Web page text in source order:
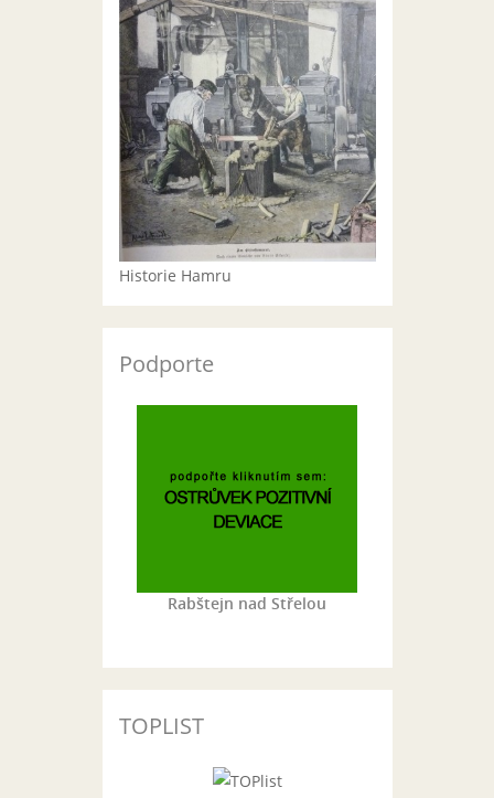
Historie Hamru
Podporte
Rabštejn nad Střelou
TOPLIST